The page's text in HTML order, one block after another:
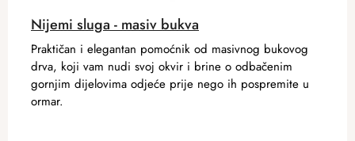
Nijemi sluga - masiv bukva
Praktičan i elegantan pomoćnik od masivnog bukovog
drva, koji vam nudi svoj okvir i brine o odbačenim
gornjim dijelovima odjeće prije nego ih pospremite u
ormar.